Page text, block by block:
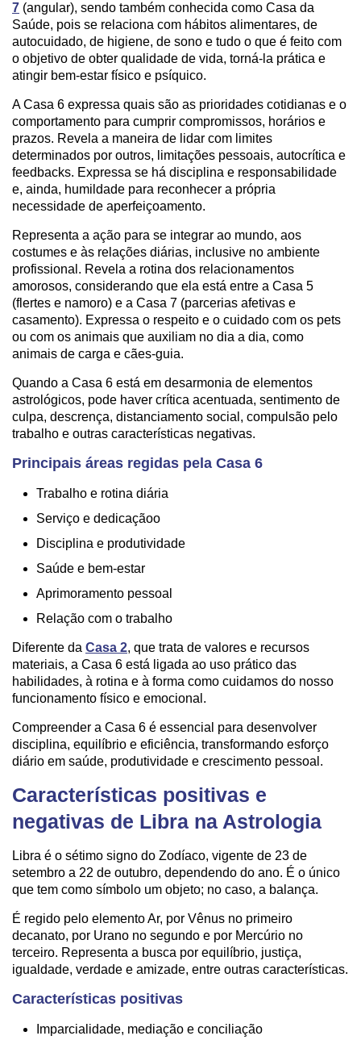
7 (angular), sendo também conhecida como Casa da
Saúde, pois se relaciona com hábitos alimentares, de
autocuidado, de higiene, de sono e tudo o que é feito com
o objetivo de obter qualidade de vida, torná-la prática e
atingir bem-estar físico e psíquico.
A Casa 6 expressa quais são as prioridades cotidianas e o
comportamento para cumprir compromissos, horários e
prazos. Revela a maneira de lidar com limites
determinados por outros, limitações pessoais, autocrítica e
feedbacks. Expressa se há disciplina e responsabilidade
e, ainda, humildade para reconhecer a própria
necessidade de aperfeiçoamento.
Representa a ação para se integrar ao mundo, aos
costumes e às relações diárias, inclusive no ambiente
profissional. Revela a rotina dos relacionamentos
amorosos, considerando que ela está entre a Casa 5
(flertes e namoro) e a Casa 7 (parcerias afetivas e
casamento). Expressa o respeito e o cuidado com os pets
ou com os animais que auxiliam no dia a dia, como
animais de carga e cães-guia.
Quando a Casa 6 está em desarmonia de elementos
astrológicos, pode haver crítica acentuada, sentimento de
culpa, descrença, distanciamento social, compulsão pelo
trabalho e outras características negativas.
Principais áreas regidas pela Casa 6
Trabalho e rotina diária
Serviço e dedicaçãoo
Disciplina e produtividade
Saúde e bem-estar
Aprimoramento pessoal
Relação com o trabalho
Diferente da Casa 2, que trata de valores e recursos
materiais, a Casa 6 está ligada ao uso prático das
habilidades, à rotina e à forma como cuidamos do nosso
funcionamento físico e emocional.
Compreender a Casa 6 é essencial para desenvolver
disciplina, equilíbrio e eficiência, transformando esforço
diário em saúde, produtividade e crescimento pessoal.
Características positivas e
negativas de Libra na Astrologia
Libra é o sétimo signo do Zodíaco, vigente de 23 de
setembro a 22 de outubro, dependendo do ano. É o único
que tem como símbolo um objeto; no caso, a balança.
É regido pelo elemento Ar, por Vênus no primeiro
decanato, por Urano no segundo e por Mercúrio no
terceiro. Representa a busca por equilíbrio, justiça,
igualdade, verdade e amizade, entre outras características.
Características positivas
Imparcialidade, mediação e conciliação